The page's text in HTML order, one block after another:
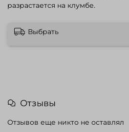
разрастается на клумбе.
Выбрать
Отзывы
Отзывов еще никто не оставлял